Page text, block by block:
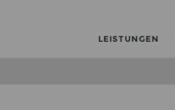
LEISTUNGEN